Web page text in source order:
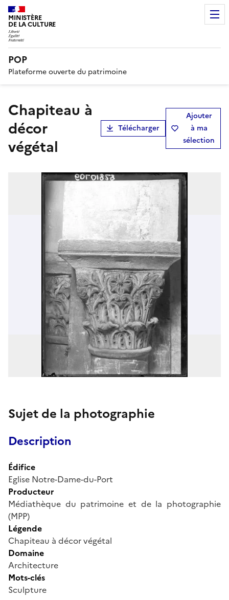
MINISTÈRE
DE LA CULTURE
POP
Plateforme ouverte du patrimoine
Chapiteau à
décor
végétal
Télécharger
Ajouter
à ma
sélection
Sujet de la photographie
Description
Édifice
Eglise Notre-Dame-du-Port
Producteur
Médiathèque du patrimoine et de la photographie
(MPP)
Légende
Chapiteau à décor végétal
Domaine
Architecture
Mots-clés
Sculpture